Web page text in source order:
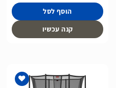
הוסף לסל
קנה עכשיו